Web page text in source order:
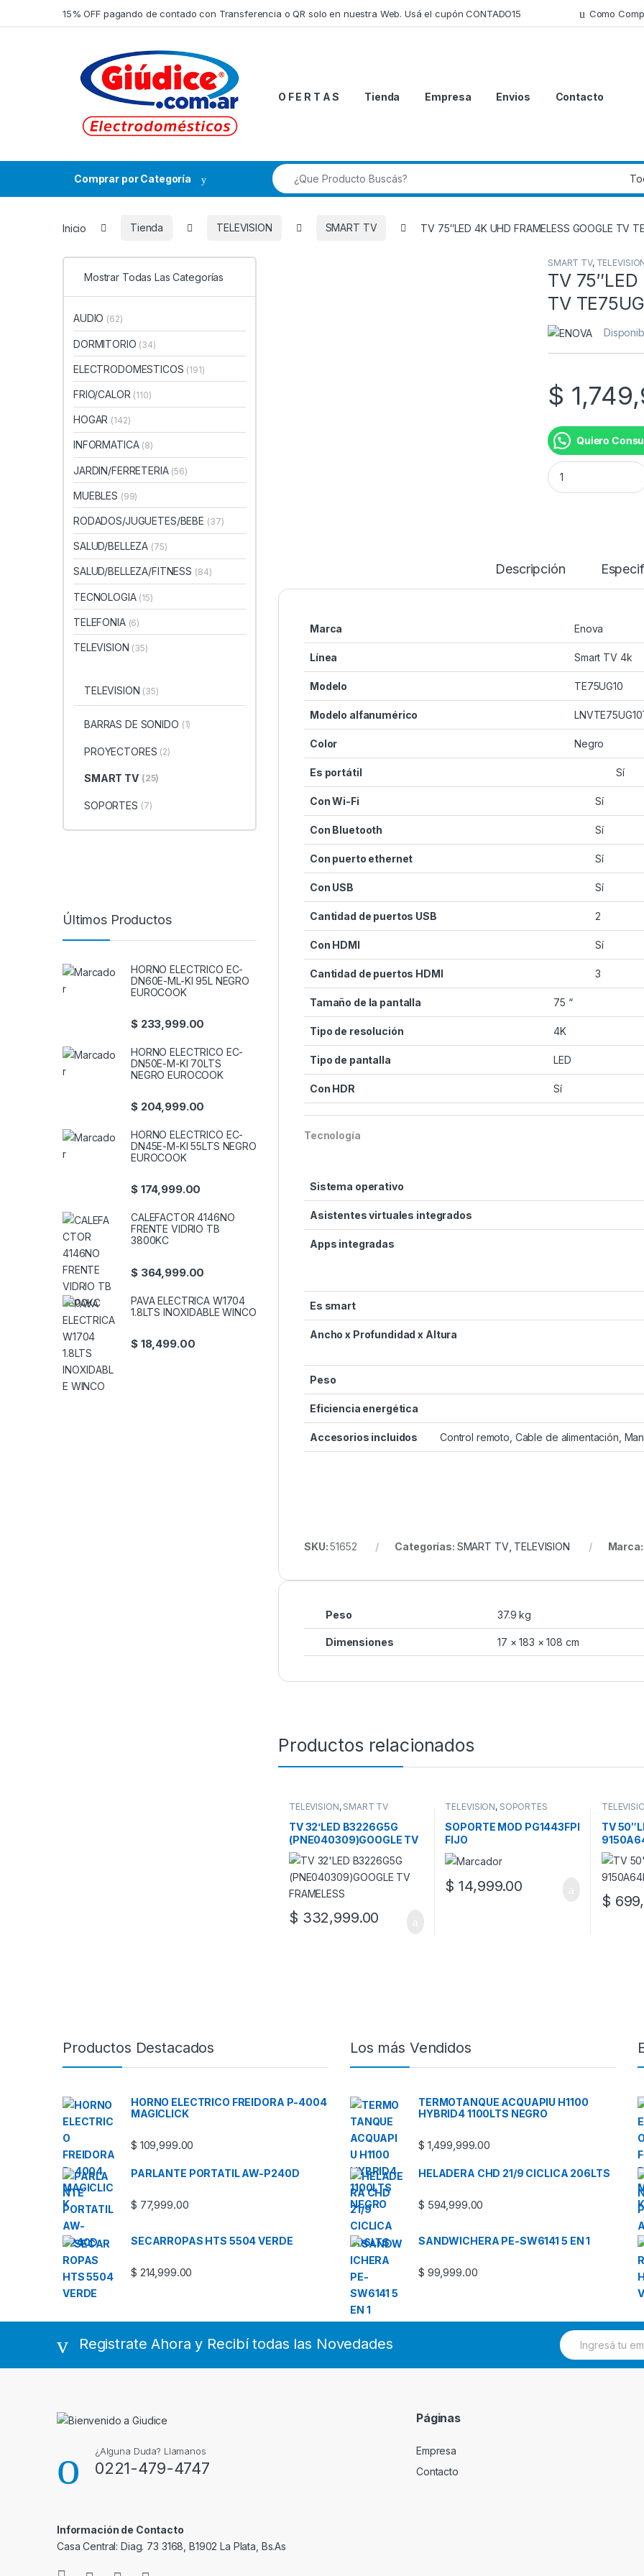
15% OFF pagando de contado con Transferencia o QR solo en nuestra Web. Usá el cupón CONTADO15 Como
O F E R T A S Tienda Empresa Envios Contacto
Comprar por Categoría
Búsqueda de:
Inicio Tienda TELEVISION SMART TV TV 75″LED 4K UHD FRAMELESS GOOGLE TV
SMART TV,
TV
TV
$
Quiero
TV 75"LED 4K
Descripción
Marca Enova
Línea Smart TV 4k
Modelo TE75UG10
Modelo alfanumérico
Color Negro
Es portátil Sí
Con Wi-Fi Sí
Con Bluetooth Sí
Con puerto ethernet Sí
Con USB Sí
Cantidad de puertos USB 2
Con HDMI Sí
Cantidad de puertos HDMI 3
Tamaño de la pantalla 75 “
Tipo de resolución 4K
Tipo de pantalla LED
Con HDR Sí
Tecnología
Sistema operativo
Asistentes virtuales integrados
Apps integradas
Es smart
Ancho x Profundidad x Altura
Peso
Eficiencia energética
Accesorios incluidos Control remoto, Cable de alimentación,
SKU:51652 Categorías: SMART TV, TELEVISION
Peso 37.9 kg
Dimensiones 17 × 183 × 108 cm
Productos relacionados
TELEVISION, SMART TV
TV 32’LED B3226G5G
(PNE040309)GOOGLE TV
FRAMELESS
$ 332,999.00
TELEVISION, SOPORTES
SOPORTE MOD PG1443FPI
FIJO
$ 14,999.00
TV
$
Mostrar Todas Las Categorías
AUDIO (62)
DORMITORIO (34)
ELECTRODOMESTICOS (191)
FRIO/CALOR (110)
HOGAR (142)
INFORMATICA (8)
JARDIN/FERRETERIA (56)
MUEBLES (99)
RODADOS/JUGUETES/BEBE (37)
SALUD/BELLEZA (75)
SALUD/BELLEZA/FITNESS (84)
TECNOLOGIA (15)
TELEFONIA (6)
TELEVISION (35)
TELEVISION (35)
BARRAS DE SONIDO (1)
PROYECTORES (2)
SMART TV (25)
SOPORTES (7)
Últimos Productos
HORNO ELECTRICO EC-
DN60E-ML-KI 95L NEGRO
EUROCOOK
$233,999.00
HORNO ELECTRICO EC-
DN50E-M-KI 70LTS
NEGRO EUROCOOK
$204,999.00
HORNO ELECTRICO EC-
DN45E-M-KI 55LTS NEGRO
EUROCOOK
$174,999.00
CALEFACTOR 4146NO
FRENTE VIDRIO TB
3800KC
$364,999.00
PAVA ELECTRICA W1704
1.8LTS INOXIDABLE WINCO
$18,499.00
Productos Destacados
HORNO ELECTRICO FREIDORA P-4004
MAGICLICK
$ 109,999.00
PARLANTE PORTATIL AW-P240D
$ 77,999.00
SECARROPAS HTS 5504 VERDE
$ 214,999.00
Los más Vendidos
TERMOTANQUE ACQUAPIU H1100
HYBRID4 1100LTS NEGRO
$ 1,499,999.00
HELADERA CHD 21/9 CICLICA 206LTS
$ 594,999.00
SANDWICHERA PE-SW6141 5 EN 1
$ 99,999.00
Registrate Ahora y Recibí todas las Novedades
E
m
¿Alguna Duda? Llamanos
0221-479-4747
Información de Contacto
Casa Central: Diag. 73 3168, B1902 La Plata, Bs.As
Páginas
Empresa
Contacto